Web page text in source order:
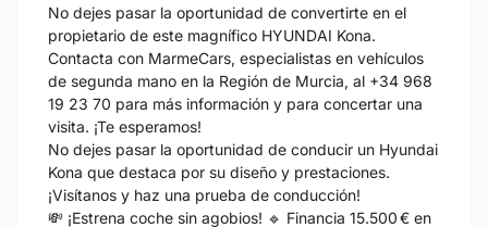
No dejes pasar la oportunidad de convertirte en el
propietario de este magnífico HYUNDAI Kona.
Contacta con MarmeCars, especialistas en vehículos
de segunda mano en la Región de Murcia, al +34 968
19 23 70 para más información y para concertar una
visita. ¡Te esperamos!
No dejes pasar la oportunidad de conducir un Hyundai
Kona que destaca por su diseño y prestaciones.
¡Visítanos y haz una prueba de conducción!
💸 ¡Estrena coche sin agobios! 🔹 Financia 15.500 € en